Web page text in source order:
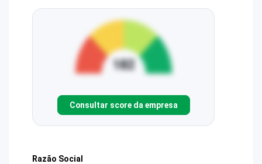
Consultar score da empresa
Razão Social